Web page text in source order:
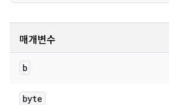
매개변수
b
byte